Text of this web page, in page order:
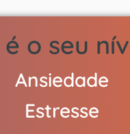
o seu
Ansiedade
Estresse